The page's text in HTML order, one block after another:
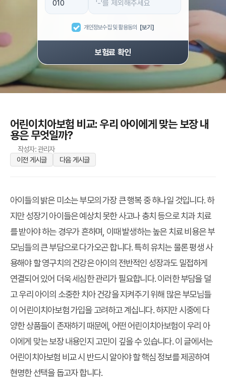
개인정보수집 및 활용동의 [보기]
보험료 확인
어린이치아보험 비교: 우리 아이에게 맞는 보장 내
용은 무엇일까?
작성자: 관리자
이전 게시글
다음 게시글
아이들의 밝은 미소는 부모의 가장 큰 행복 중 하나일 것입니다. 하
지만 성장기 아이들은 예상치 못한 사고나 충치 등으로 치과 치료
를 받아야 하는 경우가 흔하며, 이때 발생하는 높은 치료 비용은 부
모님들의 큰 부담으로 다가오곤 합니다. 특히 유치는 물론 평생 사
용해야 할 영구치의 건강은 아이의 전반적인 성장과도 밀접하게
연결되어 있어 더욱 세심한 관리가 필요합니다. 이러한 부담을 덜
고 우리 아이의 소중한 치아 건강을 지켜주기 위해 많은 부모님들
이 어린이치아보험 가입을 고려하고 계십니다. 하지만 시중에 다
양한 상품들이 존재하기 때문에, 어떤 어린이치아보험이 우리 아
이에게 맞는 보장 내용인지 고민이 깊을 수 있습니다. 이 글에서는
어린이치아보험 비교 시 반드시 알아야 할 핵심 정보를 제공하여
현명한 선택을 돕고자 합니다.